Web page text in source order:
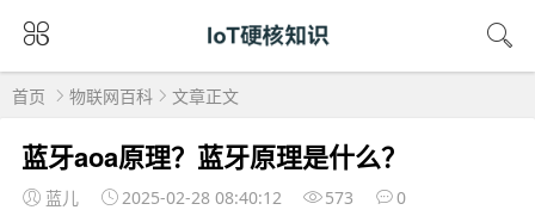
首页 物联网百科 文章正文
蓝牙aoa原理？蓝牙原理是什么？
蓝儿 2025-02-28 08:40:12 573 0